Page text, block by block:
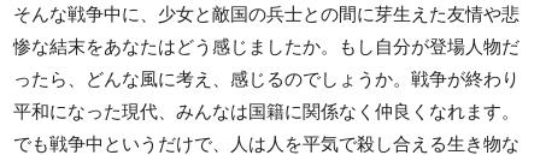
そんな戦争中に、少女と敵国の兵士との間に芽生えた友情や悲
惨な結末をあなたはどう感じましたか。もし自分が登場人物だ
ったら、どんな風に考え、感じるのでしょうか。戦争が終わり
平和になった現代、みんなは国籍に関係なく仲良くなれます。
でも戦争中というだけで、人は人を平気で殺し合える生き物な